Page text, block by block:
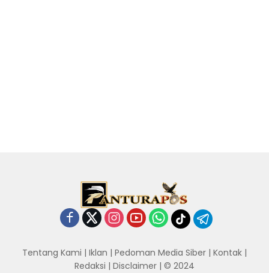
Tentang Kami | Iklan | Pedoman Media Siber | Kontak |
Redaksi | Disclaimer | © 2024